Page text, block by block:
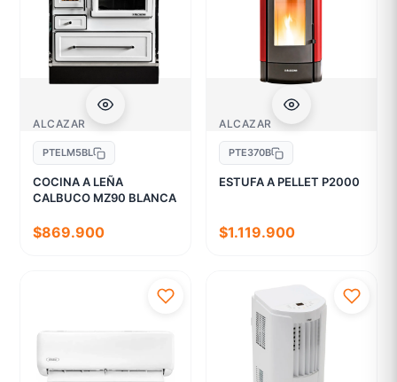
ALCAZAR
PTELM5BL
COCINA A LEÑA
CALBUCO MZ90 BLANCA
$869.900
ALCAZAR
PTE370B
ESTUFA A PELLET P2000
$1.119.900